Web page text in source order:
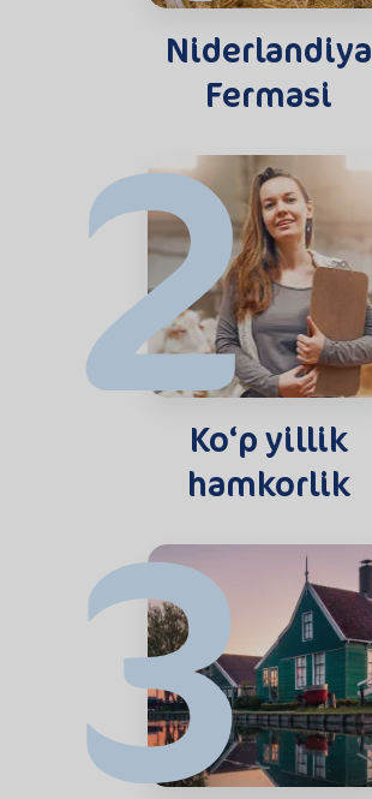
Niderlandiya
Fermasi
2Ko‘p yillik
hamkorlik
3